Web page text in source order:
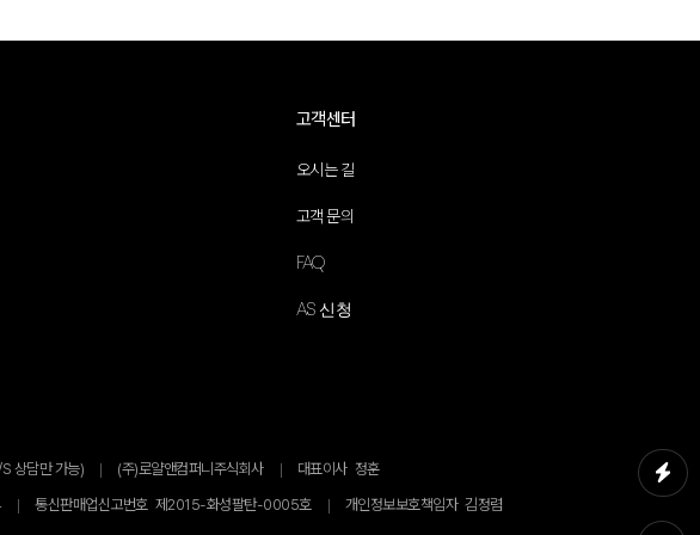
고객센터
오시는 길
고객 문의
FAQ
AS 신청
상담만 가능) (주)로얄앤컴퍼니주식회사 대표이사 정훈
통신판매업신고번호 제2015-화성팔탄-0005호 개인정보보호책임자 김정렴